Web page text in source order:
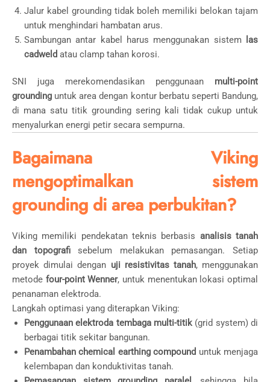
Jalur kabel grounding tidak boleh memiliki belokan tajam
untuk menghindari hambatan arus.
Sambungan antar kabel harus menggunakan sistem
las
cadweld atau clamp tahan korosi.
SNI juga merekomendasikan penggunaan multi-point
grounding untuk area dengan kontur berbatu seperti Bandung,
di mana satu titik grounding sering kali tidak cukup untuk
menyalurkan energi petir secara sempurna.
Bagaimana Viking
mengoptimalkan sistem
grounding di area perbukitan?
Viking memiliki pendekatan teknis berbasis analisis tanah
dan topografisebelum melakukan pemasangan. Setiap
proyek dimulai dengan uji resistivitas tanah, menggunakan
metode four-point Wenner, untuk menentukan lokasi optimal
penanaman elektroda.
Langkah optimasi yang diterapkan Viking:
Penggunaan elektroda tembaga multi-titik(grid system) di
berbagai titik sekitar bangunan.
Penambahan chemical earthing compound untuk menjaga
kelembapan dan konduktivitas tanah.